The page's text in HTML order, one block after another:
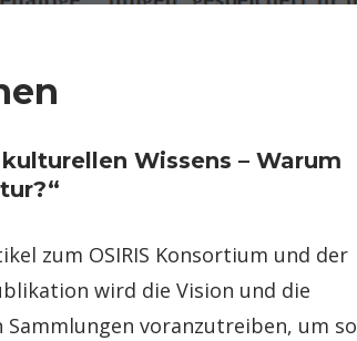
Wissens – Warum
zum OSIRIS Konsortium und der
wird die Vision und die
voranzutreiben, um so